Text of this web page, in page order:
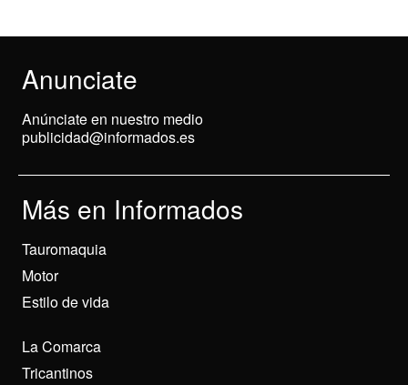
Anunciate
Anúnciate en nuestro medio
publicidad@informados.es
Más en Informados
Tauromaquia
Motor
Estilo de vida
La Comarca
Tricantinos